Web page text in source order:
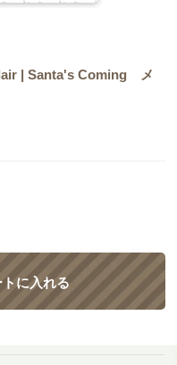
| Santa's Coming メ
に入れる